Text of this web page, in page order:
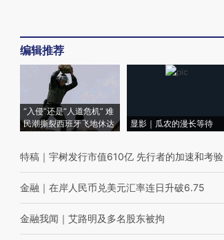
编辑推荐
“入侵”还是“人道危机” 难
民潮撕裂西班牙飞地休达
显影｜瓜农的漫长等待
特稿 ｜ 宇树发行市值610亿 先行者的加速和考验
金融 ｜ 在岸人民币兑美元汇率连日升破6.75
金融我闻 ｜ 艾路明及多名股东被拘